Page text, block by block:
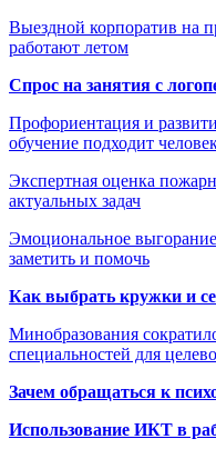
Выездной корпоратив на
работают летом
Спрос на занятия с
Профориентация и
обучение подходит
Экспертная оценка
актуальных задач
Эмоциональное
заметить и помочь
Как выбрать кружки и
Минобразования
специальностей для
Зачем обращаться к
Использование ИКТ в